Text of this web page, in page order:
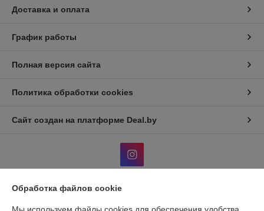
Доставка и оплата
График работы
Полная версия сайта
Политика обработки cookies
Сайт создан на платформе Deal.by
Обработка файлов cookie